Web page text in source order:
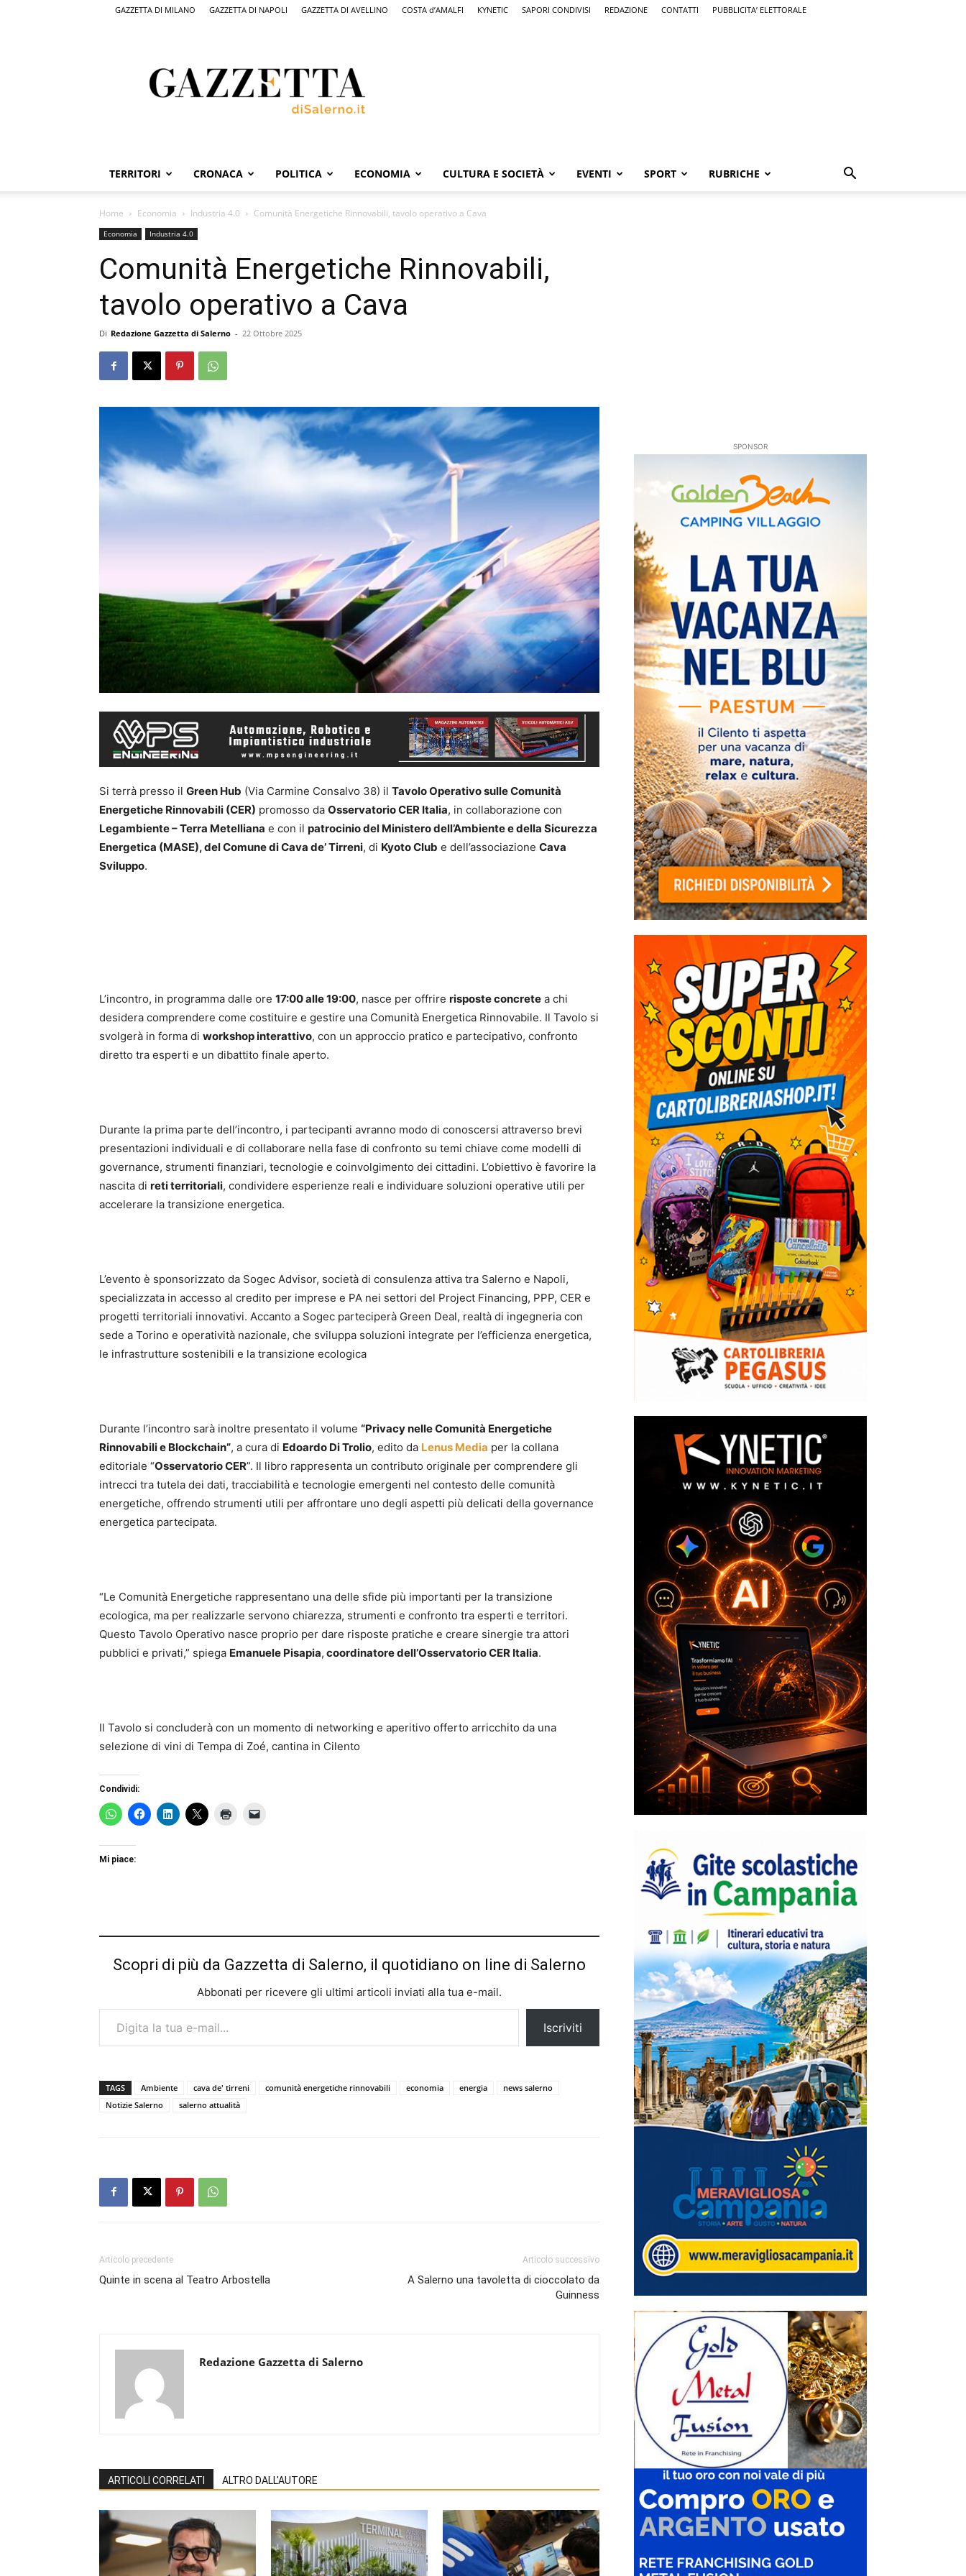
GAZZETTA DI MILANO GAZZETTA DI NAPOLI GAZZETTA DI AVELLINO COSTA d’AMALFI KYNETIC SAPORI CONDIVISI REDAZIONE CONTATTI PUBBLICITA’ ELETTORALE
Salerno,
il
quotidiano
Salerno
TERRITORI CRONACA POLITICA ECONOMIA CULTURA E SOCIETÀ EVENTI SPORT RUBRICHE
Home Economia Industria 4.0 Comunità Energetiche Rinnovabili, tavolo operativo a Cava
Economia Industria 4.0
Comunità Energetiche Rinnovabili,
tavolo operativo a Cava
Di Redazione Gazzetta di Salerno - 22 Ottobre 2025
Si terrà presso il Green Hub (Via Carmine Consalvo 38) il Tavolo Operativo sulle Comunità
Energetiche Rinnovabili (CER) promosso da Osservatorio CER Italia, in collaborazione con
Legambiente – Terra Metelliana e con il patrocinio del Ministero dell’Ambiente e della Sicurezza
Energetica (MASE), del Comune di Cava de’ Tirreni, di Kyoto Club e dell’associazione Cava
Sviluppo.
L’incontro, in programma dalle ore 17:00 alle 19:00, nasce per offrire risposte concrete a chi
desidera comprendere come costituire e gestire una Comunità Energetica Rinnovabile. Il Tavolo si
svolgerà in forma di workshop interattivo, con un approccio pratico e partecipativo, confronto
diretto tra esperti e un dibattito finale aperto.
Durante la prima parte dell’incontro, i partecipanti avranno modo di conoscersi attraverso brevi
presentazioni individuali e di collaborare nella fase di confronto su temi chiave come modelli di
governance, strumenti finanziari, tecnologie e coinvolgimento dei cittadini. L’obiettivo è favorire la
nascita di reti territoriali, condividere esperienze reali e individuare soluzioni operative utili per
accelerare la transizione energetica.
L’evento è sponsorizzato da Sogec Advisor, società di consulenza attiva tra Salerno e Napoli,
specializzata in accesso al credito per imprese e PA nei settori del Project Financing, PPP, CER e
progetti territoriali innovativi. Accanto a Sogec parteciperà Green Deal, realtà di ingegneria con
sede a Torino e operatività nazionale, che sviluppa soluzioni integrate per l’efficienza energetica,
le infrastrutture sostenibili e la transizione ecologica
Durante l’incontro sarà inoltre presentato il volume “Privacy nelle Comunità Energetiche
Rinnovabili e Blockchain”, a cura di Edoardo Di Trolio, edito da Lenus Media per la collana
editoriale “Osservatorio CER”. Il libro rappresenta un contributo originale per comprendere gli
intrecci tra tutela dei dati, tracciabilità e tecnologie emergenti nel contesto delle comunità
energetiche, offrendo strumenti utili per affrontare uno degli aspetti più delicati della governance
energetica partecipata.
“Le Comunità Energetiche rappresentano una delle sfide più importanti per la transizione
ecologica, ma per realizzarle servono chiarezza, strumenti e confronto tra esperti e territori.
Questo Tavolo Operativo nasce proprio per dare risposte pratiche e creare sinergie tra attori
pubblici e privati,” spiega Emanuele Pisapia, coordinatore dell’Osservatorio CER Italia.
Il Tavolo si concluderà con un momento di networking e aperitivo offerto arricchito da una
selezione di vini di Tempa di Zoé, cantina in Cilento
Condividi:
Mi piace:
Scopri di più da Gazzetta di Salerno, il quotidiano on line di Salerno
Abbonati per ricevere gli ultimi articoli inviati alla tua e-mail.
Digita la tua e-mail...
Iscriviti
TAGS Ambiente cava de' tirreni comunità energetiche rinnovabili economia energia
news salerno
Notizie Salerno
salerno attualità
Articolo precedente
Quinte in scena al Teatro Arbostella
Articolo successivo
A Salerno una tavoletta di cioccolato da
Guinness
Redazione Gazzetta di Salerno
ARTICOLI CORRELATI ALTRO DALL'AUTORE
SPONSOR